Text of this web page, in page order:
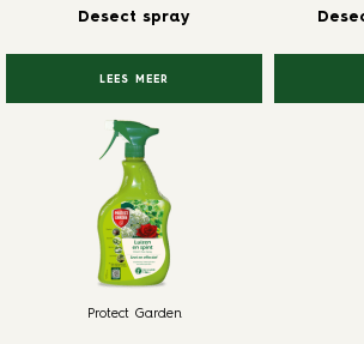
Desect spray
LEES MEER
Protect Garden